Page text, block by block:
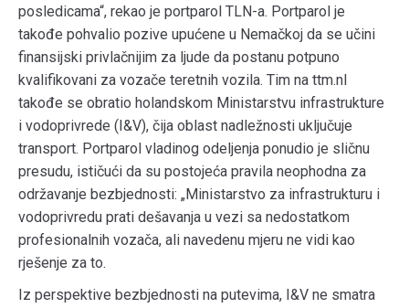
posledicama“, rekao je portparol TLN-a. Portparol je
takođe pohvalio pozive upućene u Nemačkoj da se učini
finansijski privlačnijim za ljude da postanu potpuno
kvalifikovani za vozače teretnih vozila. Tim na ttm.nl
takođe se obratio holandskom Ministarstvu infrastrukture
i vodoprivrede (I&V), čija oblast nadležnosti uključuje
transport. Portparol vladinog odeljenja ponudio je sličnu
presudu, ističući da su postojeća pravila neophodna za
održavanje bezbjednosti: „Ministarstvo za infrastrukturu i
vodoprivredu prati dešavanja u vezi sa nedostatkom
profesionalnih vozača, ali navedenu mjeru ne vidi kao
rješenje za to.
Iz perspektive bezbjednosti na putevima, I&V ne smatra